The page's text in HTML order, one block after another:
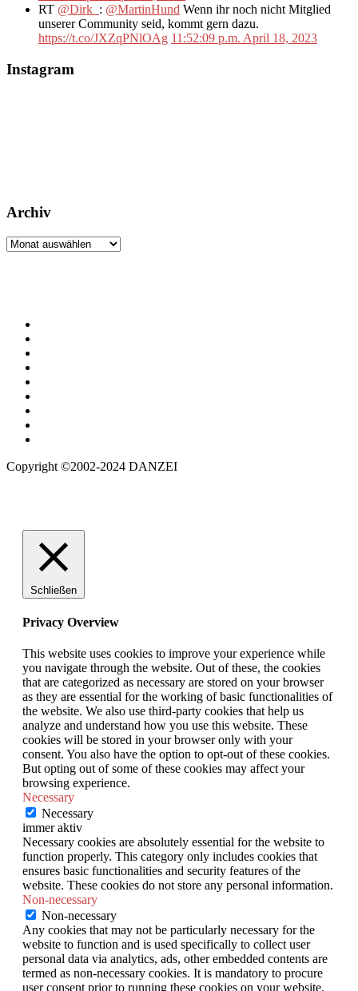
RT @Dirk_ : @MartinHund Wenn ihr noch nicht Mitglied
unserer Community seid, kommt gern dazu.
https://t.co/JXZqPNlOAg 11:52:09 p.m. April 18, 2023
Instagram
Archiv
Archiv
Copyright ©2002-2024 DANZEI
Schließen
Privacy Overview
This website uses cookies to improve your experience while
you navigate through the website. Out of these, the cookies
that are categorized as necessary are stored on your browser
as they are essential for the working of basic functionalities of
the website. We also use third-party cookies that help us
analyze and understand how you use this website. These
cookies will be stored in your browser only with your
consent. You also have the option to opt-out of these cookies.
But opting out of some of these cookies may affect your
browsing experience.
Necessary
Necessary
immer aktiv
Necessary cookies are absolutely essential for the website to
function properly. This category only includes cookies that
ensures basic functionalities and security features of the
website. These cookies do not store any personal information.
Non-necessary
Non-necessary
Any cookies that may not be particularly necessary for the
website to function and is used specifically to collect user
personal data via analytics, ads, other embedded contents are
termed as non-necessary cookies. It is mandatory to procure
user consent prior to running these cookies on your website.